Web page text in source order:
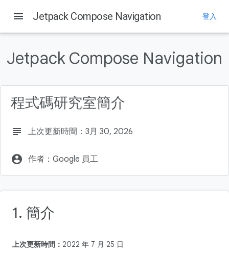
軟硬體需求
使用 Compose 進行導覽
課程內容
新增 Navigation 依附元件
menu Jetpack Compose Navigation 登入
Jetpack Compose Navigation
程式碼研究室簡介
subject 上次更新時間：3月 30, 2026
account_circle 作者：Google 員工
1. 簡介
上次更新時間： 2022 年 7 月 25 日